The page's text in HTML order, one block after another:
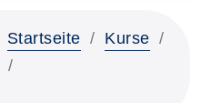
Startseite
Kurse